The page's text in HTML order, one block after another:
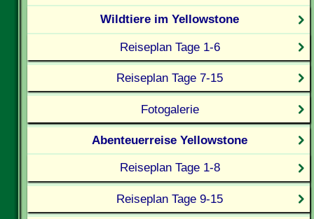
Wildtiere im Yellowstone
Reiseplan Tage 1-6
Reiseplan Tage 7-15
Fotogalerie
Abenteuerreise Yellowstone
Reiseplan Tage 1-8
Reiseplan Tage 9-15